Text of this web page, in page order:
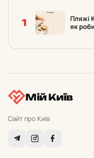
1
Пляжі
як
Мій Київ
Сайт про Київ